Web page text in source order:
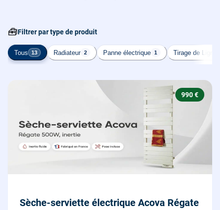
🧰Filtrer par type de produit
Tous 13 Radiateur 2 Panne électrique 1 Tirage de Ligne
990 €
Sèche-serviette électrique Acova Régate